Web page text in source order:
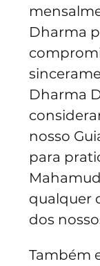
Dharma
Dharma
nosso
para
qualquer
dos
Também